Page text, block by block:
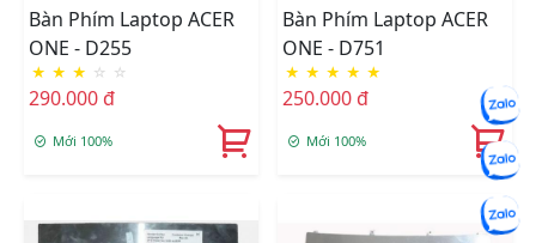
Bàn Phím Laptop ACER
ONE - D255
★ ★ ★ ☆ ☆
290.000 đ
Mới 100%
Bàn Phím Laptop ACER
ONE - D751
★ ★ ★ ★ ★
250.000 đ
Mới 100%